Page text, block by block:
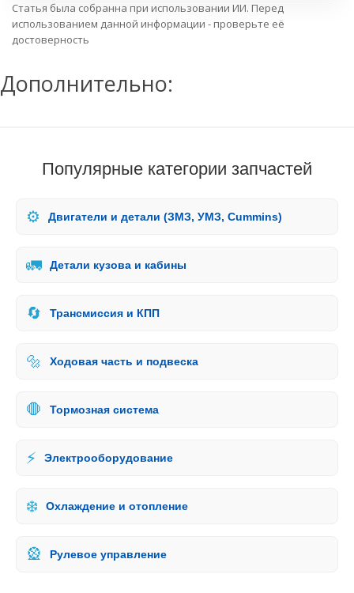
Статья была собранна при использовании ИИ. Перед
использованием данной информации - проверьте её
достоверность
Дополнительно:
Популярные категории запчастей
⚙️ Двигатели и детали (ЗМЗ, УМЗ, Cummins)
🚛 Детали кузова и кабины
🔄 Трансмиссия и КПП
🔩 Ходовая часть и подвеска
🛑 Тормозная система
⚡ Электрооборудование
❄️ Охлаждение и отопление
🎡 Рулевое управление